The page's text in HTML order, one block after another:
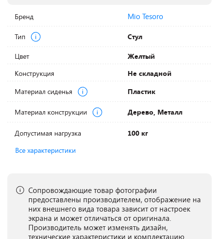
Бренд Mio Tesoro
Тип Стул
Цвет
Желтый
Конструкция
Не складной
Материал сиденья
Пластик
Материал конструкции Дерево, Металл
Допустимая нагрузка
100 кг
Все характеристики
Сопровождающие товар фотографии
предоставлены производителем, отображение на
них внешнего вида товара зависит от настроек
экрана и может отличаться от оригинала.
Производитель может изменять дизайн,
технические характеристики и комплектацию